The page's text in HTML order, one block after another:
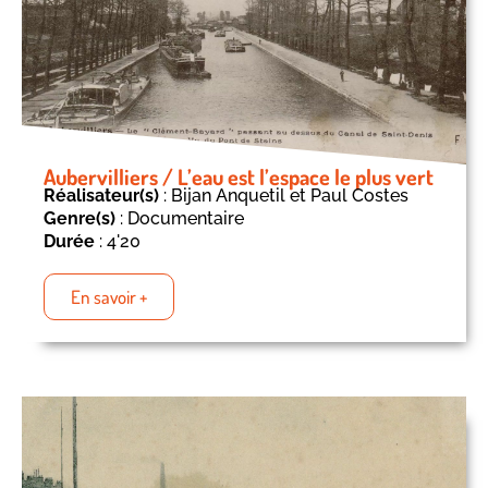
Aubervilliers / L’eau est l’espace le plus vert
Réalisateur(s) : Bijan Anquetil et Paul Costes
Genre(s) : Documentaire
Durée : 4'20
En savoir +